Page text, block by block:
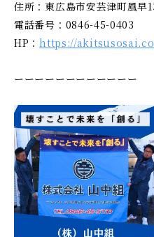
住所：東広島市安芸津町風早
電話番号：0846-45-0403
HP：https://
ーーーーーーーーーーーー